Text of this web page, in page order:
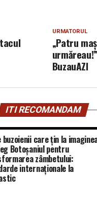
URMATORUL
„Patru
BuzauAZI
ITI RECOMANDAM
buzoienii care țin la
Botoșaniul pentru
zâmbetului:
internaționale la